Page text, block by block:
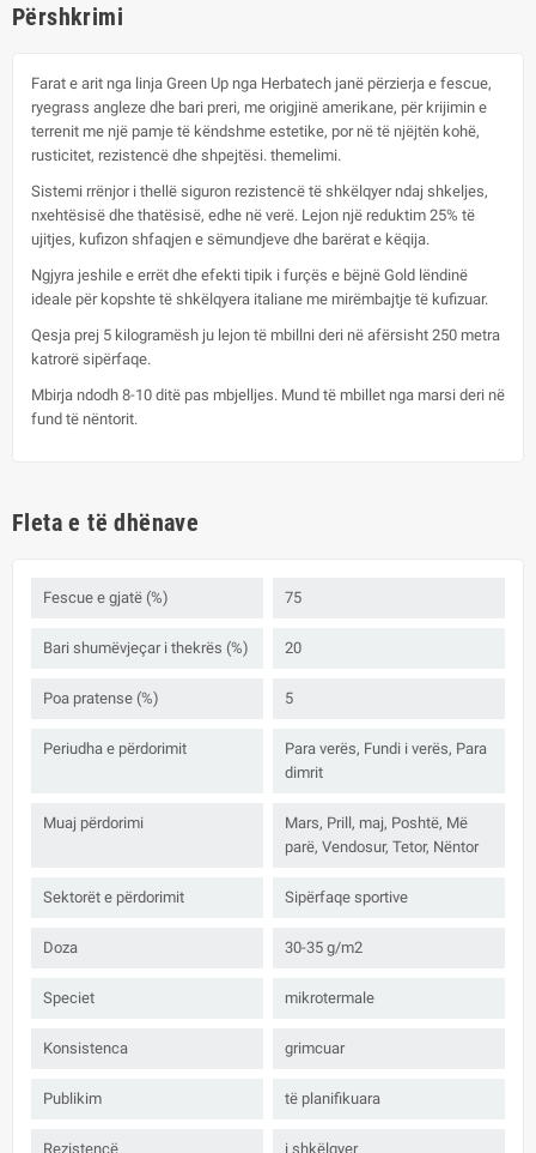
Përshkrimi
Farat e arit nga linja Green Up nga Herbatech janë përzierja e fescue,
ryegrass angleze dhe bari preri, me origjinë amerikane, për krijimin e
terrenit me një pamje të këndshme estetike, por në të njëjtën kohë,
rusticitet, rezistencë dhe shpejtësi. themelimi.
Sistemi rrënjor i thellë siguron rezistencë të shkëlqyer ndaj shkeljes,
nxehtësisë dhe thatësisë, edhe në verë. Lejon një reduktim 25% të
ujitjes, kufizon shfaqjen e sëmundjeve dhe barërat e këqija.
Ngjyra jeshile e errët dhe efekti tipik i furçës e bëjnë Gold lëndinë
ideale për kopshte të shkëlqyera italiane me mirëmbajtje të kufizuar.
Qesja prej 5 kilogramësh ju lejon të mbillni deri në afërsisht 250 metra
katrorë sipërfaqe.
Mbirja ndodh 8-10 ditë pas mbjelljes. Mund të mbillet nga marsi deri në
fund të nëntorit.
Fleta e të dhënave
Fescue e gjatë (%) 75
Bari shumëvjeçar i thekrës (%) 20
Poa pratense (%) 5
Periudha e përdorimit
Para verës, Fundi i verës, Para
dimrit
Muaj përdorimi
Mars, Prill, maj, Poshtë, Më
parë, Vendosur, Tetor, Nëntor
Sektorët e përdorimit Sipërfaqe sportive
Doza 30-35 g/m2
Speciet mikrotermale
Konsistenca grimcuar
Publikim të planifikuara
Rezistencë i shkëlqyer